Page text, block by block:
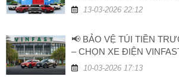
13-03-2026 22:12
📢 BẢO VỆ TÚI TIỀN
– CHỌN XE ĐIỆN
XĂNG, TĂNG GIÁ TRỊ!
10-03-2026 17:13